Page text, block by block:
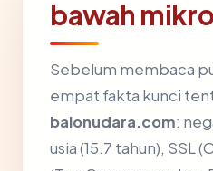
bawah
Sebelum membaca
empat fakta kunci
balonudara.com:
usia (15.7 tahun), SSL